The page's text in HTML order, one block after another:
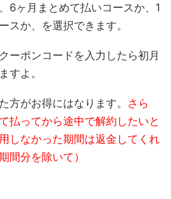
6ヶ月まとめて払いコースか、1
スか、を選択できます。
ーポンコードを入力したら初月
すよ。
方がお得にはなります。 さら
払ってから途中で解約したいと
しなかった期間は返金してくれ
間分を除いて）